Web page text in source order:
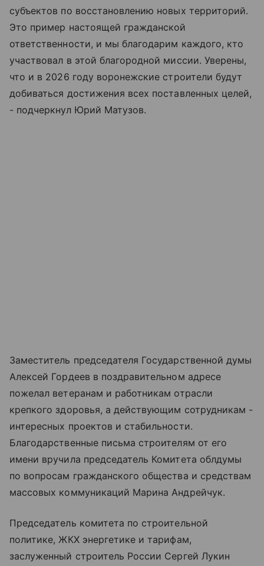
субъектов по восстановлению новых территорий.
Это пример настоящей гражданской
ответственности, и мы благодарим каждого, кто
участвовал в этой благородной миссии. Уверены,
что и в 2026 году воронежские строители будут
добиваться достижения всех поставленных целей,
- подчеркнул Юрий Матузов.
Заместитель председателя Государственной думы
Алексей Гордеев в поздравительном адресе
пожелал ветеранам и работникам отрасли
крепкого здоровья, а действующим сотрудникам -
интересных проектов и стабильности.
Благодарственные письма строителям от его
имени вручила председатель Комитета облдумы
по вопросам гражданского общества и средствам
массовых коммуникаций Марина Андрейчук.
Председатель комитета по строительной
политике, ЖКХ энергетике и тарифам,
заслуженный строитель России Сергей Лукин